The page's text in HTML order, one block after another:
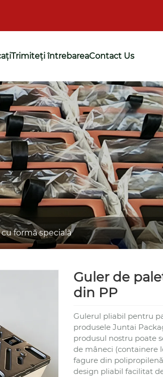
Trimiteți întrebareaContact Us
formă specială
Guler de
din PP
Gulerul pliabil pentru
produsele Juntai
produsul nostru poate
de mâneci (containere
fagure din
design pliabil facilitat